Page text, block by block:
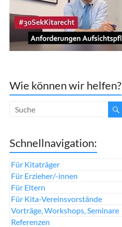
Wie können wir helfen?
Schnellnavigation:
Für Kitaträger
Für Erzieher/-innen
Für Eltern
Für Kita-Vereinsvorstände
Vorträge, Workshops, Seminare
Referenzen